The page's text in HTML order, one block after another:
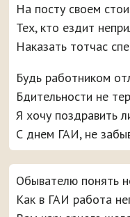
с поздравлениями,
мобильный телефон
На посту своем
Тех, кто ездит
Наказать тотчас
Будь работником
Бдительности не
Я хочу поздравить
С днем ГАИ, не
Обывателю понять
Как в ГАИ работа